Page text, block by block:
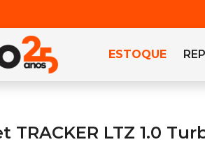
ESTOQUE
TRACKER LTZ 1.0